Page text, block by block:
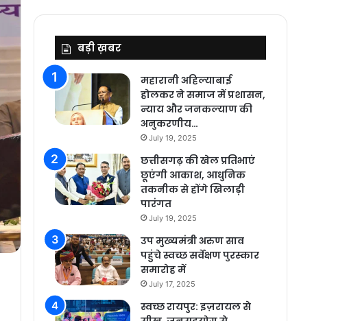
बड़ी ख़बर
महारानी अहिल्याबाई
होलकर ने समाज में प्रशासन,
न्याय और जनकल्याण की
अनुकरणीय…
July 19, 2025
छत्तीसगढ़ की खेल प्रतिभाएं
छूएंगी आकाश, आधुनिक
तकनीक से होंगे खिलाड़ी
पारंगत
July 19, 2025
उप मुख्यमंत्री अरुण साव
पहुंचे स्वच्छ सर्वेक्षण पुरस्कार
समारोह में
July 17, 2025
स्वच्छ रायपुर: इज़रायल से